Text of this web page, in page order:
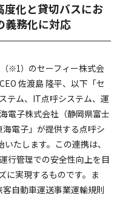
度化と貸切バスにお
義務化に対応
（※1） のセーフィー株式会
佐渡島 隆平、以下「セ
テム、IT点呼システム、運
電子株式会社（静岡県富士
電子」が提供する点呼シ
たします。この連携は、
行管理での安全性向上を目
に実現するものです。ま
自動車運送事業運輸規則